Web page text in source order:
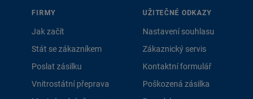
FIRMY
Jak začít
Stát se zákazníkem
Poslat zásilku
Vnitrostátní přeprava
UŽITEČNÉ ODKAZY
Nastavení souhlasu
Zákaznický servis
Kontaktní formulář
Poškozená zásilka